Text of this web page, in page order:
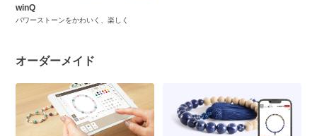
winQ
パワーストーンをかわいく、楽しく
オーダーメイド